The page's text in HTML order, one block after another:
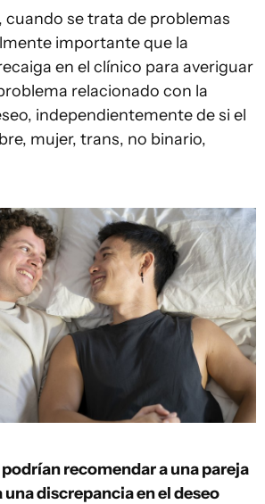
cuando se trata de problemas
importante que la
en el clínico para averiguar
relacionado con la
independientemente de si el
mujer, trans, no binario,
recomendar a una pareja
discrepancia en el deseo